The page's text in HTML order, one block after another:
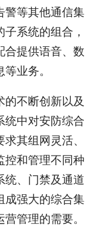
警等其他通信集
系统的组合，
合提供语音、数
业务。
不断创新以及
统中对安防综合
其组网灵活、
控和管理不同种
统、门禁及通道
成强大的综合集
管理的需要。